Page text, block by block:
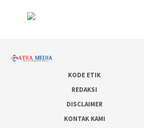
KODE ETIK
REDAKSI
DISCLAIMER
KONTAK KAMI